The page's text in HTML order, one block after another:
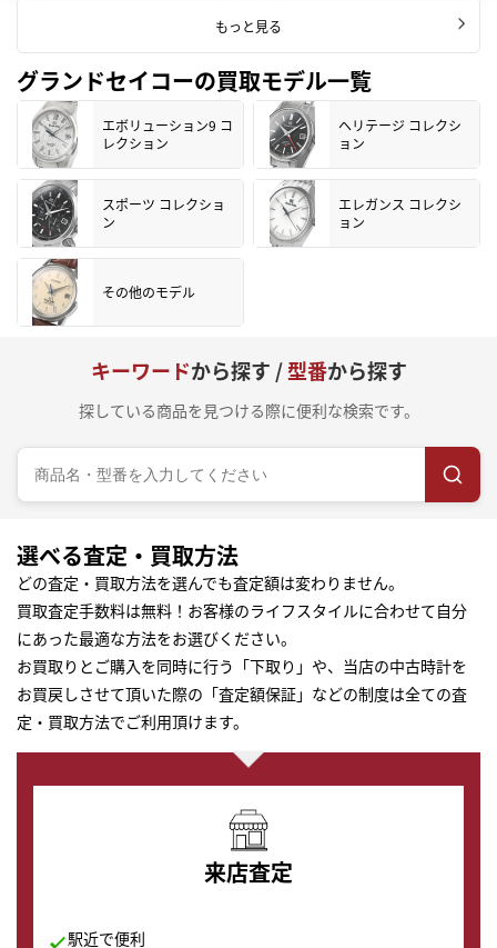
もっと見る
グランドセイコーの買取モデル一覧
エボリューション9 コ
レクション
ヘリテージ コレクシ
ョン
スポーツ コレクショ
ン
エレガンス コレクシ
ョン
その他のモデル
キーワードから探す /型番から探す
探している商品を見つける際に便利な検索です。
選べる査定・買取方法
どの査定・買取方法を選んでも査定額は変わりません。
買取査定手数料は無料！お客様のライフスタイルに合わせて自分
にあった最適な方法をお選びください。
お買取りとご購入を同時に行う「下取り」や、当店の中古時計を
お買戻しさせて頂いた際の「査定額保証」などの制度は全ての査
定・買取方法でご利用頂けます。
来店査定
駅近で便利